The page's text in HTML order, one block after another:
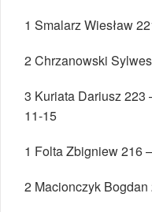
1 Smalarz Wiesław
2 Chrzanowski
3 Kuriata Dariusz 223
11-15
1 Folta Zbigniew 216
2 Macionczyk